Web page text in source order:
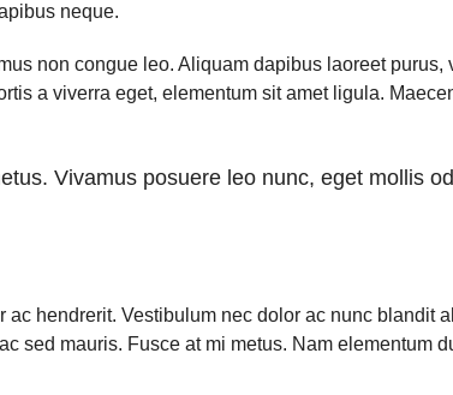
neque.
non congue leo. Aliquam dapibus laoreet purus,
a viverra eget, elementum sit amet ligula.
Vivamus posuere leo nunc, eget mollis
ac hendrerit. Vestibulum nec dolor ac nunc blandit
sed mauris. Fusce at mi metus. Nam elementum